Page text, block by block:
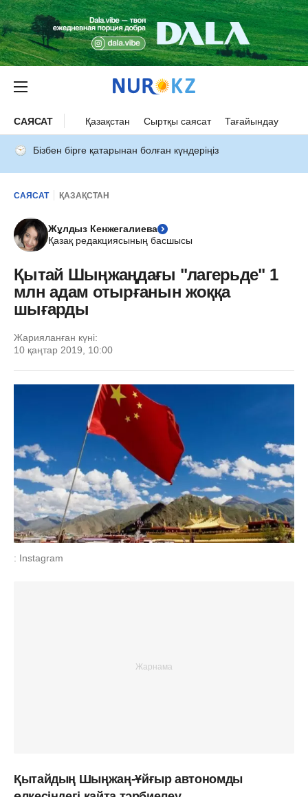
САЯСАТ Қазақстан Сыртқы саясат Тағайындау
Бізбен бірге қатарынан болған күндеріңіз
САЯСАТ ҚАЗАҚСТАН
Жұлдыз Кенжегалиева
Қазақ редакциясының басшысы
Қытай Шыңжаңдағы "лагерьде" 1
млн адам отырғанын жоққа
шығарды
Жарияланған күні:
10 қаңтар 2019, 10:00
: Instagram
Қытайдың Шыңжаң-Ұйғыр автономды